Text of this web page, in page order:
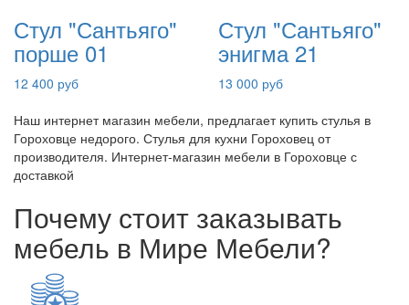
Стул "Сантьяго"
порше 01
12 400 руб
Стул "Сантьяго"
энигма 21
13 000 руб
Наш интернет магазин мебели, предлагает купить стулья в
Гороховце недорого. Стулья для кухни Гороховец от
производителя. Интернет-магазин мебели в Гороховце с
доставкой
Почему стоит заказывать
мебель в Мире Мебели?